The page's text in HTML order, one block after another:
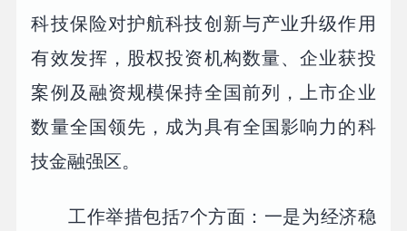
科技保险对护航科技创新与产业升级作用
有效发挥，股权投资机构数量、企业获投
案例及融资规模保持全国前列，上市企业
数量全国领先，成为具有全国影响力的科
技金融强区。
工作举措包括7个方面：一是为经济稳